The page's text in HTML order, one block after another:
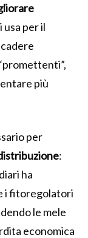
usa per il
più
per
:
ha
i fitoregolatori
le mele
economica